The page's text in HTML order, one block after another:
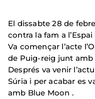
El dissabte 28 de
contra la fam a
Va començar l’acte
de Puig-reig junt amb
Després va venir
Súria i per acabar es
amb Blue Moon .